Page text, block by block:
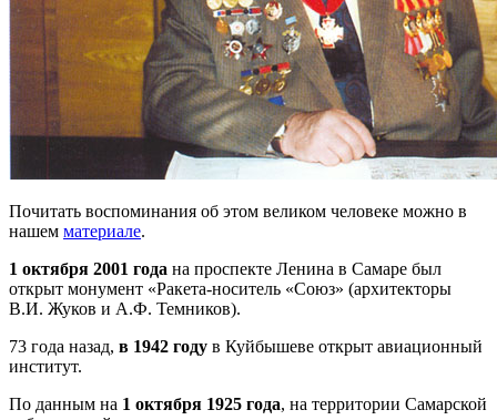
Почитать воспоминания об этом великом человеке можно в
нашем материале.
1 октября 2001 года на проспекте Ленина в Самаре был
открыт монумент «Ракета-носитель «Союз» (архитекторы
В.И. Жуков и А.Ф. Темников).
73 года назад, в 1942 году в Куйбышеве открыт авиационный
институт.
По данным на 1 октября 1925 года, на территории Самарской